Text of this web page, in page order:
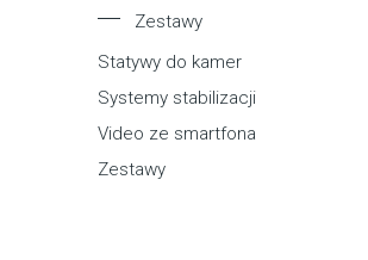
Zestawy
Statywy do kamer
Systemy stabilizacji
Video ze smartfona
Zestawy